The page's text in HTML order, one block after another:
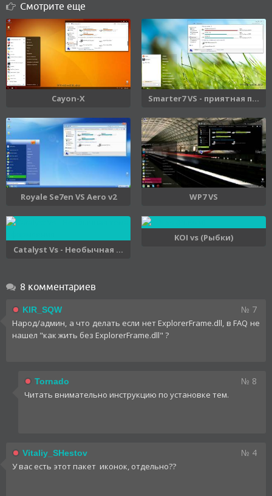
Смотрите еще
Cayon-X Smarter7 VS - приятная п...
Royale Se7en VS Aero v2 WP7 VS
Catalyst Vs - Необычная ...
KOI vs (Рыбки)
8 комментариев
KIR_SQW № 7
Народ/админ, а что делать если нет ExplorerFrame.dll, в FAQ не
нашел "как жить без ExplorerFrame.dll" ?
Tornado № 8
Читать внимательно инструкцию по установке тем.
Vitaliy_SHestov № 4
У вас есть этот пакет иконок, отдельно??